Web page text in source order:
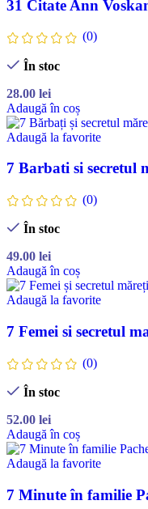
31 Citate Ann
(0)
În stoc
28.00 lei
Adaugă în coș
Adaugă la favorite
7 Barbati si secretul
(0)
În stoc
49.00 lei
Adaugă în coș
Adaugă la favorite
7 Femei si secretul
(0)
În stoc
52.00 lei
Adaugă în coș
Adaugă la favorite
7 Minute în familie